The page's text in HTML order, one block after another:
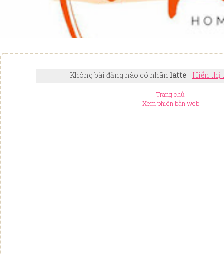
Không bài đăng nào có nhãn latte. Hiển thị
Trang chủ
Xem phiên bản web